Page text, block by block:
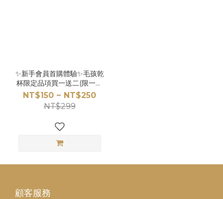
✨新手會員首購體驗✨毛孩乾
杯限定品項買一送二(限一次
優惠)
NT$150 ~ NT$250
NT$299
顧客服務